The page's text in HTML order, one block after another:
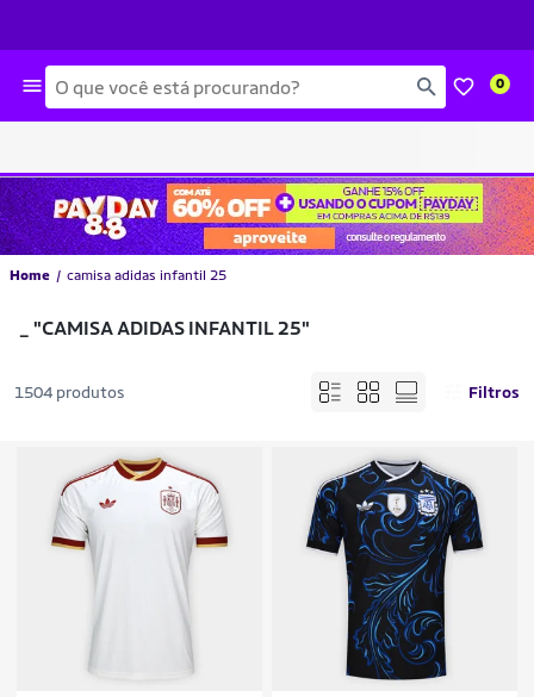
Busca 0
Home camisa adidas infantil 25
"CAMISA ADIDAS INFANTIL 25"
1504 produtos Filtros